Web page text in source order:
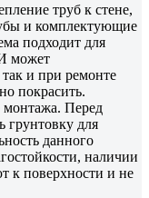
труб к стене,
и комплектующие
подходит для
может
так и при ремонте
покрасить.
монтажа. Перед
грунтовку для
данного
наличии
к поверхности и не